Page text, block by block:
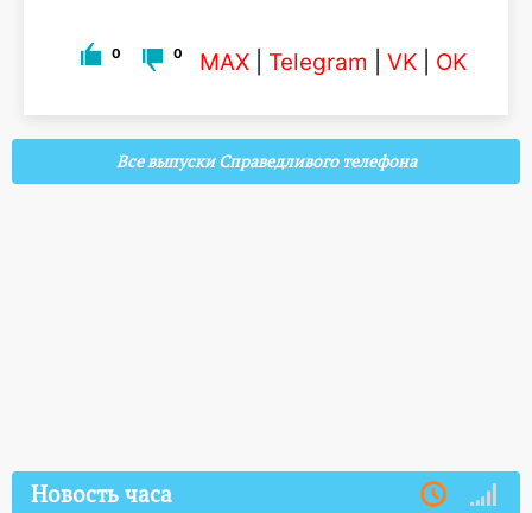
0 0 MAX Telegram VK OK
Все выпуски Справедливого телефона
Новость часа